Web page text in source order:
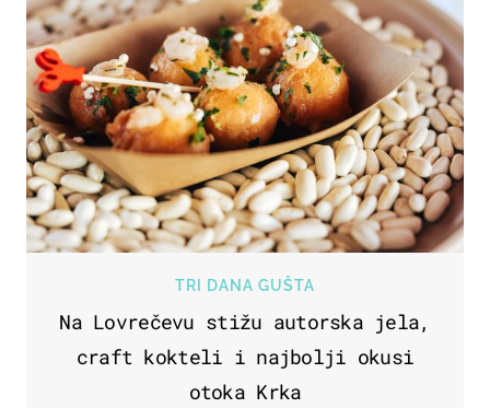
TRI DANA GUŠTA
Na Lovrečevu stižu autorska jela,
craft kokteli i najbolji okusi
otoka Krka